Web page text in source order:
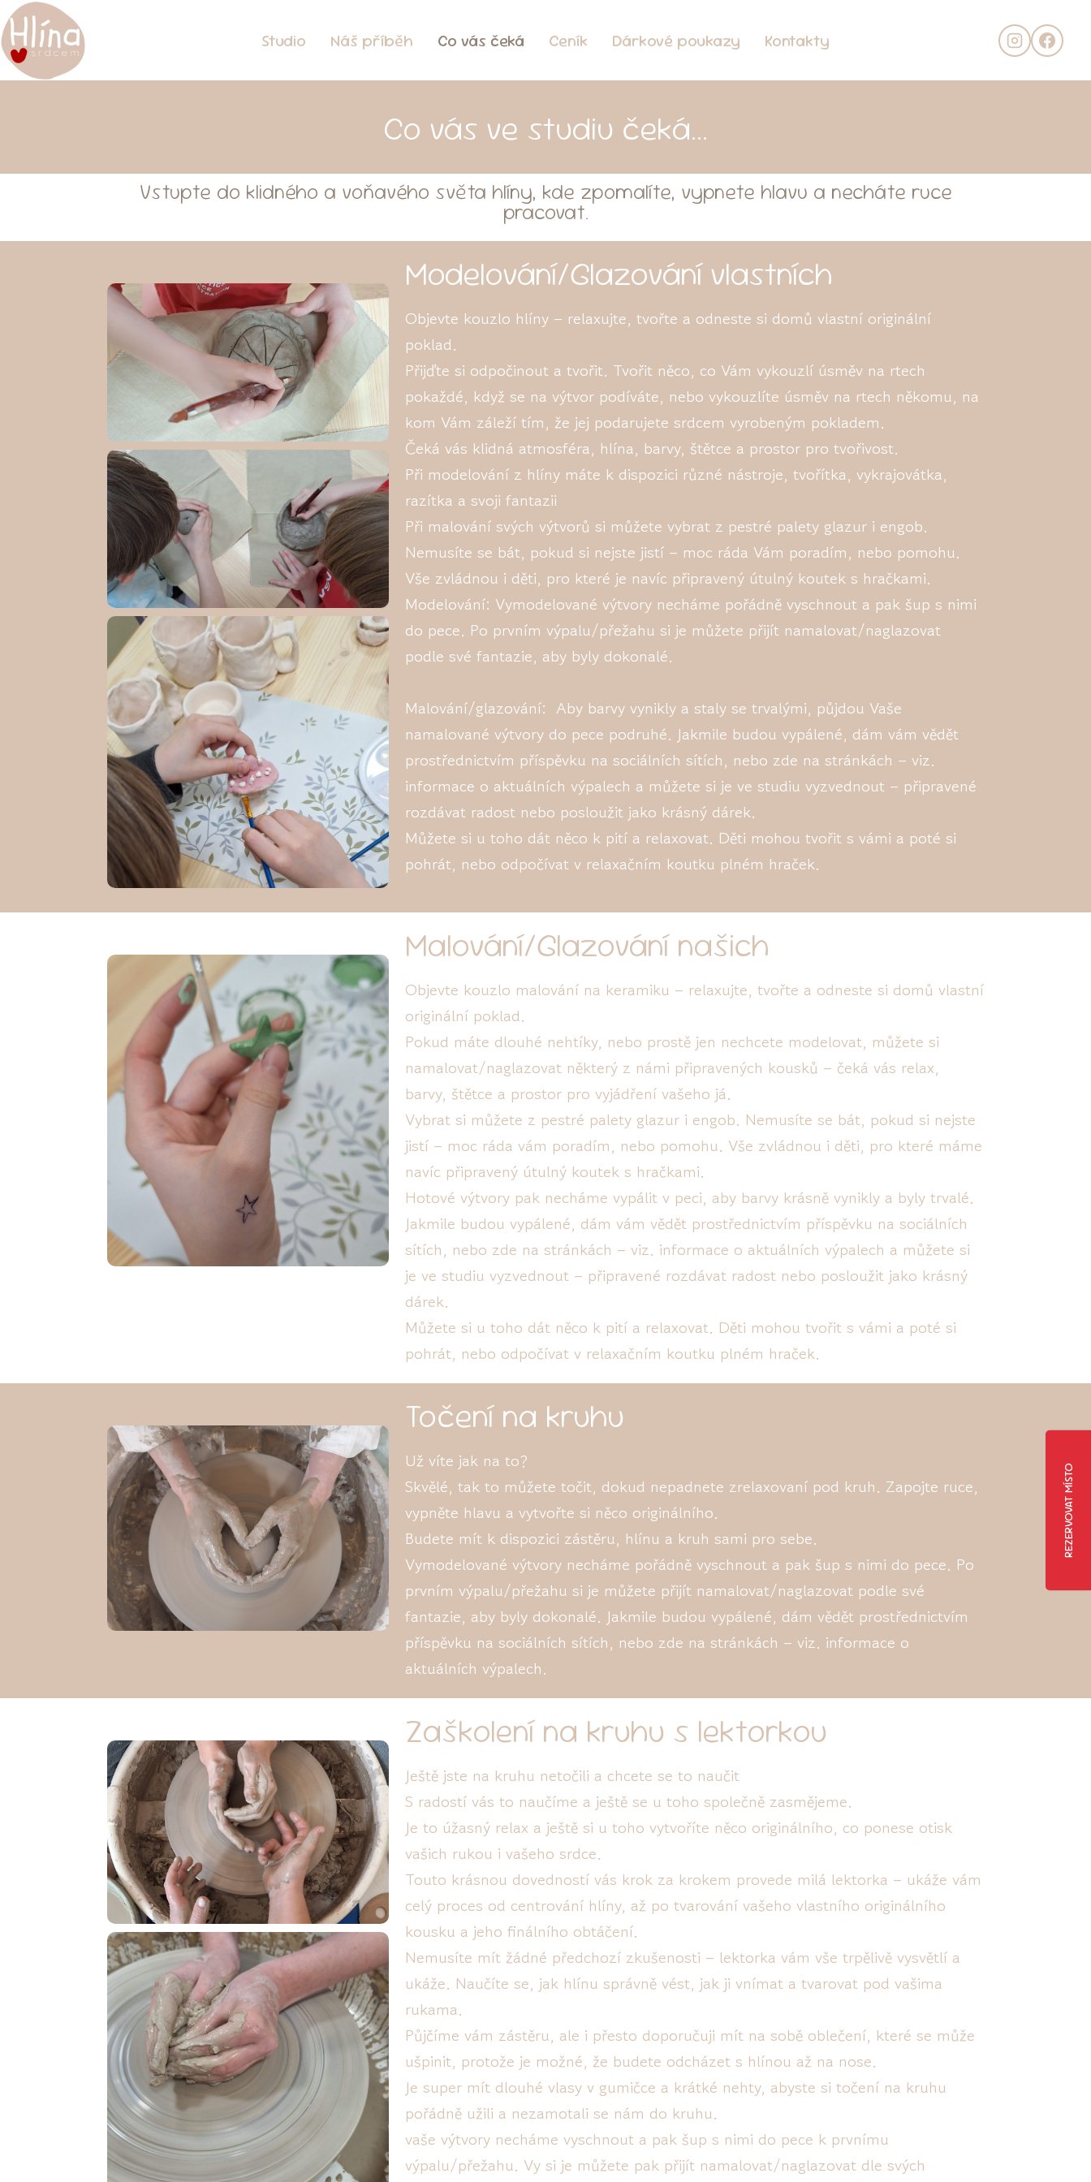
Studio Náš příběh Co vás čeká Ceník Dárkové poukazy Kontakty
Co vás ve studiu čeká...
Vstupte do klidného a voňavého světa hlíny, kde zpomalíte, vypnete hlavu a necháte ruce
pracovat.
Modelování/Glazování vlastních
Objevte kouzlo hlíny – relaxujte, tvořte a odneste si domů vlastní originální
poklad.
Přijďte si odpočinout a tvořit. Tvořit něco, co Vám vykouzlí úsměv na rtech
pokaždé, když se na výtvor podíváte, nebo vykouzlíte úsměv na rtech někomu, na
kom Vám záleží tím, že jej podarujete srdcem vyrobeným pokladem.
Čeká vás klidná atmosféra, hlína, barvy, štětce a prostor pro tvořivost.
Při modelování z hlíny máte k dispozici různé nástroje, tvořítka, vykrajovátka,
razítka a svoji fantazii
Při malování svých výtvorů si můžete vybrat z pestré palety glazur i engob.
Nemusíte se bát, pokud si nejste jistí – moc ráda Vám poradím, nebo pomohu.
Vše zvládnou i děti, pro které je navíc připravený útulný koutek s hračkami.
Modelování: Vymodelované výtvory necháme pořádně vyschnout a pak šup s nimi
do pece. Po prvním výpalu/přežahu si je můžete přijít namalovat/naglazovat
podle své fantazie, aby byly dokonalé.
Malování/glazování: Aby barvy vynikly a staly se trvalými, půjdou Vaše
namalované výtvory do pece podruhé. Jakmile budou vypálené, dám vám vědět
prostřednictvím příspěvku na sociálních sítích, nebo zde na stránkách – viz.
informace o aktuálních výpalech a můžete si je ve studiu vyzvednout – připravené
rozdávat radost nebo posloužit jako krásný dárek.
Můžete si u toho dát něco k pití a relaxovat. Děti mohou tvořit s vámi a poté si
pohrát, nebo odpočívat v relaxačním koutku plném hraček.
Malování/Glazování našich
Objevte kouzlo malování na keramiku – relaxujte, tvořte a odneste si domů vlastní
originální poklad.
Pokud máte dlouhé nehtíky, nebo prostě jen nechcete modelovat, můžete si
namalovat/naglazovat některý z námi připravených kousků – čeká vás relax,
barvy, štětce a prostor pro vyjádření vašeho já.
Vybrat si můžete z pestré palety glazur i engob. Nemusíte se bát, pokud si nejste
jistí – moc ráda vám poradím, nebo pomohu. Vše zvládnou i děti, pro které máme
navíc připravený útulný koutek s hračkami.
Hotové výtvory pak necháme vypálit v peci, aby barvy krásně vynikly a byly trvalé.
Jakmile budou vypálené, dám vám vědět prostřednictvím příspěvku na sociálních
sítích, nebo zde na stránkách – viz. informace o aktuálních výpalech a můžete si
je ve studiu vyzvednout – připravené rozdávat radost nebo posloužit jako krásný
dárek.
Můžete si u toho dát něco k pití a relaxovat. Děti mohou tvořit s vámi a poté si
pohrát, nebo odpočívat v relaxačním koutku plném hraček.
Točení na kruhu
Už víte jak na to?
Skvělé, tak to můžete točit, dokud nepadnete zrelaxovaní pod kruh. Zapojte ruce,
vypněte hlavu a vytvořte si něco originálního.
Budete mít k dispozici zástěru, hlínu a kruh sami pro sebe.
Vymodelované výtvory necháme pořádně vyschnout a pak šup s nimi do pece. Po
prvním výpalu/přežahu si je můžete přijít namalovat/naglazovat podle své
fantazie, aby byly dokonalé. Jakmile budou vypálené, dám vědět prostřednictvím
příspěvku na sociálních sítích, nebo zde na stránkách – viz. informace o
aktuálních výpalech.
Zaškolení na kruhu s lektorkou
Ještě jste na kruhu netočili a chcete se to naučit
S radostí vás to naučíme a ještě se u toho společně zasmějeme.
Je to úžasný relax a ještě si u toho vytvoříte něco originálního, co ponese otisk
vašich rukou i vašeho srdce.
Touto krásnou dovedností vás krok za krokem provede milá lektorka – ukáže vám
celý proces od centrování hlíny, až po tvarování vašeho vlastního originálního
kousku a jeho finálního obtáčení.
Nemusíte mít žádné předchozí zkušenosti – lektorka vám vše trpělivě vysvětlí a
ukáže. Naučíte se, jak hlínu správně vést, jak ji vnímat a tvarovat pod vašima
rukama.
Půjčíme vám zástěru, ale i přesto doporučuji mít na sobě oblečení, které se může
ušpinit, protože je možné, že budete odcházet s hlínou až na nose.
Je super mít dlouhé vlasy v gumičce a krátké nehty, abyste si točení na kruhu
pořádně užili a nezamotali se nám do kruhu.
vaše výtvory necháme vyschnout a pak šup s nimi do pece k prvnímu
výpalu/přežahu. Vy si je můžete pak přijít namalovat/naglazovat dle svých
REZERVOVAT MÍSTO